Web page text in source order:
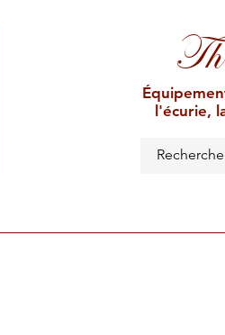
l'écurie,